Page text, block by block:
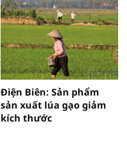
Điện Biên: Sản phẩm
sản xuất lúa gạo giảm
kích thước